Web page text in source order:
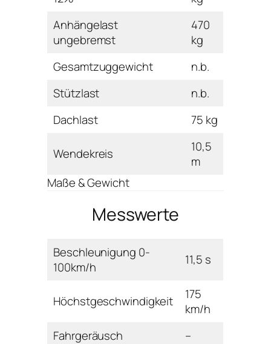
Anhängelast
ungebremst
470
kg
Gesamtzuggewicht
n.b.
Stützlast
n.b.
Dachlast
75 kg
Wendekreis
10,5
m
Maße & Gewicht
Messwerte
Beschleunigung 0-
100km/h
11,5 s
Höchstgeschwindigkeit
175
km/h
Fahrgeräusch
–